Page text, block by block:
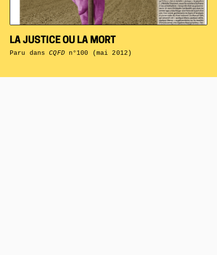
LA JUSTICE OU LA MORT
Paru dansCQFDn°100 (mai 2012)